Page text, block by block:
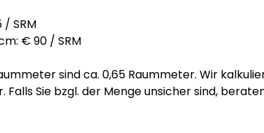
SRM
€ 90 / SRM
sind ca. 0,65 Raummeter. Wir
Falls Sie bzgl. der Menge unsicher sind,